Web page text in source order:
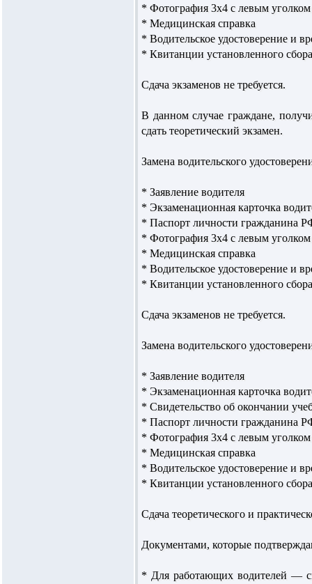
* Фотография 3х4 с левым уголком
* Медицинская справка
* Водительское удостоверение и
* Квитанции установленного сбора
Сдача экзаменов не требуется.
В данном случае граждане,
сдать теоретический экзамен.
Замена водительского
* Заявление водителя
* Экзаменационная карточка
* Паспорт личности гражданина
* Фотография 3х4 с левым уголком
* Медицинская справка
* Водительское удостоверение и
* Квитанции установленного
Сдача экзаменов не требуется.
Замена водительского
* Заявление водителя
* Экзаменационная карточка
* Свидетельство об окончании
* Паспорт личности гражданина
* Фотография 3х4 с левым уголком
* Медицинская справка
* Водительское удостоверение и
* Квитанции установленного
Сдача теоретического и
Документами, которые
* Для работающих водителей —